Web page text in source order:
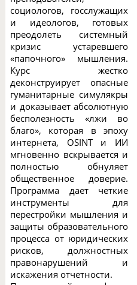
социологов, госслужащих
и идеологов, готовых
преодолеть системный
кризис устаревшего
«папочного» мышления.
Курс жестко
деконструирует опасные
гуманитарные симулякры
и доказывает абсолютную
бесполезность «лжи во
благо», которая в эпоху
интернета, OSINT и ИИ
мгновенно вскрывается и
полностью обнуляет
общественное доверие.
Программа дает четкие
инструменты для
перестройки мышления и
защиты образовательного
процесса от юридических
рисков, должностных
правонарушений и
искажения отчетности.